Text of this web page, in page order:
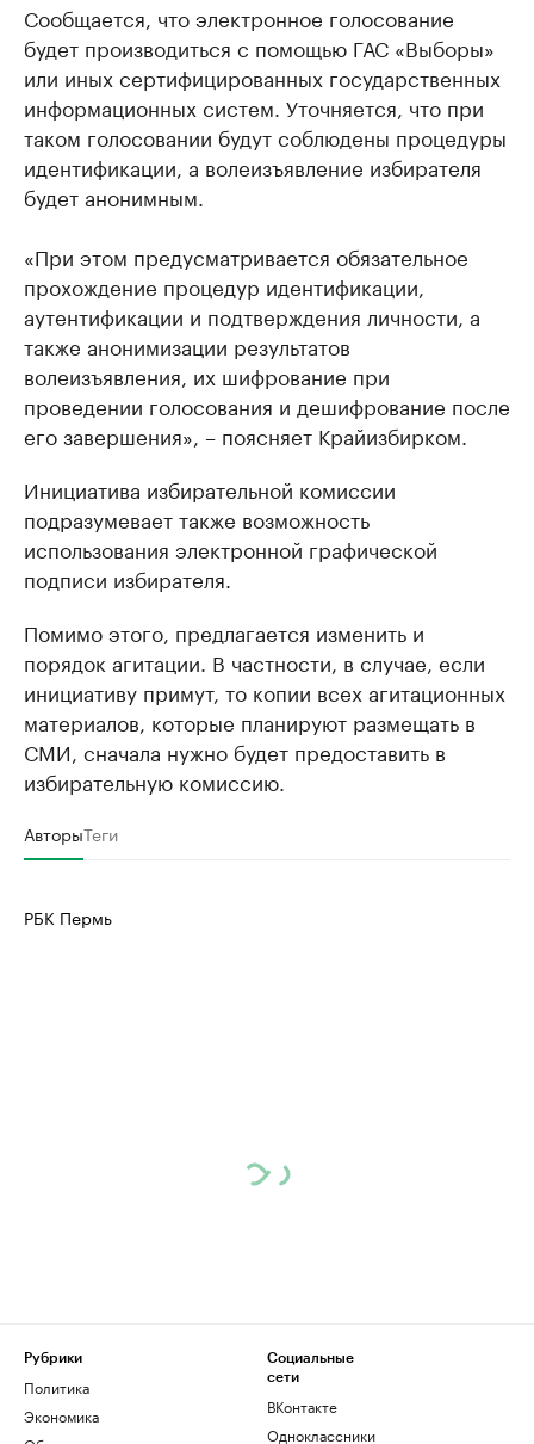
Сообщается, что электронное голосование
будет производиться с помощью ГАС «Выборы»
или иных сертифицированных государственных
информационных систем. Уточняется, что при
таком голосовании будут соблюдены процедуры
идентификации, а волеизъявление избирателя
будет анонимным.
«При этом предусматривается обязательное
прохождение процедур идентификации,
аутентификации и подтверждения личности, а
также анонимизации результатов
волеизъявления, их шифрование при
проведении голосования и дешифрование после
его завершения», – поясняет Крайизбирком.
Инициатива избирательной комиссии
подразумевает также возможность
использования электронной графической
подписи избирателя.
Помимо этого, предлагается изменить и
порядок агитации. В частности, в случае, если
инициативу примут, то копии всех агитационных
материалов, которые планируют размещать в
СМИ, сначала нужно будет предоставить в
избирательную комиссию.
АвторыТеги
РБК Пермь
Рубрики
Политика
Экономика
Социальные
сети
ВКонтакте
Одноклассники